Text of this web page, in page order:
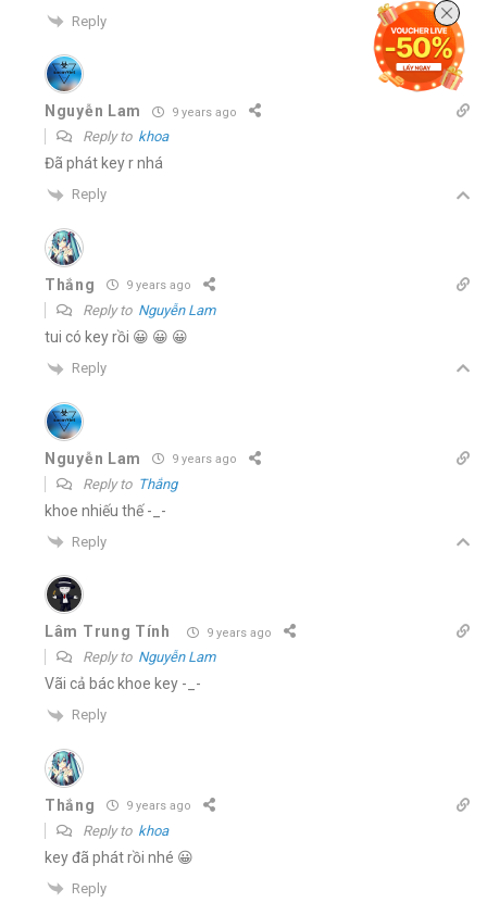
Reply
Nguyễn Lam 9 years ago
Reply to khoa
Đã phát key r nhá
Reply
Thắng 9 years ago
Reply to Nguyễn Lam
tui có key rồi 😀 😀 😀
Reply
Nguyễn Lam 9 years ago
Reply to Thắng
khoe nhiếu thế -_-
Reply
Lâm Trung Tính 9 years ago
Reply to Nguyễn Lam
Vãi cả bác khoe key -_-
Reply
Thắng 9 years ago
Reply to khoa
key đã phát rồi nhé 😀
Reply